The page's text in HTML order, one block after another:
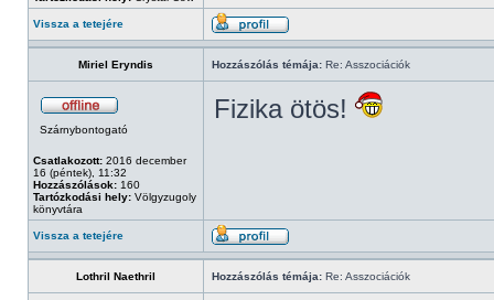
Vissza a tetejére
Miriel Eryndis Hozzászólás témája: Re: Asszociációk
Szárnybontogató
Csatlakozott: 2016 december
16 (péntek), 11:32
Hozzászólások: 160
Tartózkodási hely: Völgyzugoly
könyvtára
Fizika ötös!
Vissza a tetejére
Lothril Naethril Hozzászólás témája: Re: Asszociációk